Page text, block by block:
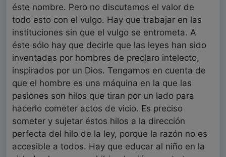
éste nombre. Pero no discutamos el valor de
todo esto con el vulgo. Hay que trabajar en las
instituciones sin que el vulgo se entrometa. A
éste sólo hay que decirle que las leyes han sido
inventadas por hombres de preclaro intelecto,
inspirados por un Dios. Tengamos en cuenta de
que el hombre es una máquina en la que las
pasiones son hilos que tiran por un lado para
hacerlo cometer actos de vicio. Es preciso
someter y sujetar éstos hilos a la dirección
perfecta del hilo de la ley, porque la razón no es
accesible a todos. Hay que educar al niño en la